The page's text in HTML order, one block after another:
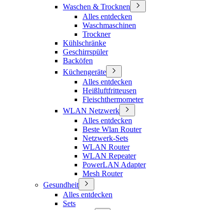
Waschen & Trocknen
Alles entdecken
Waschmaschinen
Trockner
Kühlschränke
Geschirrspüler
Backöfen
Küchengeräte
Alles entdecken
Heißluftfritteusen
Fleischthermometer
WLAN Netzwerk
Alles entdecken
Beste Wlan Router
Netzwerk-Sets
WLAN Router
WLAN Repeater
PowerLAN Adapter
Mesh Router
Gesundheit
Alles entdecken
Sets